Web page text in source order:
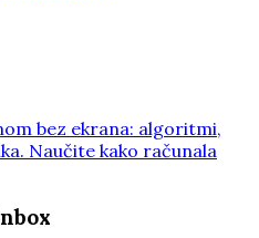
bez ekrana: algoritmi,
Naučite kako računala